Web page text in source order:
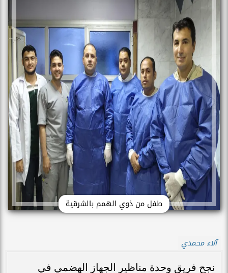
طفل من ذوي الهمم بالشرقية
آلاء محمدي
نجح فريق وحدة مناظير الجهاز الهضمي في